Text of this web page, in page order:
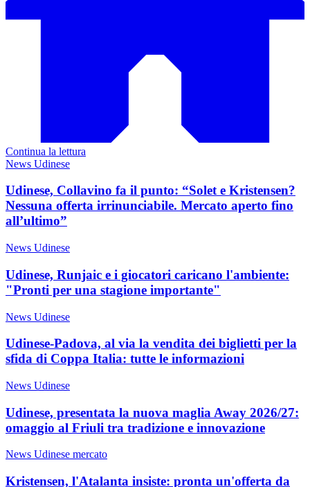
Continua la lettura
News Udinese
Udinese, Collavino fa il punto: “Solet e Kristensen?
Nessuna offerta irrinunciabile. Mercato aperto fino
all’ultimo”
News Udinese
Udinese, Runjaic e i giocatori caricano l'ambiente:
"Pronti per una stagione importante"
News Udinese
Udinese-Padova, al via la vendita dei biglietti per la
sfida di Coppa Italia: tutte le informazioni
News Udinese
Udinese, presentata la nuova maglia Away 2026/27:
omaggio al Friuli tra tradizione e innovazione
News Udinese mercato
Kristensen, l'Atalanta insiste: pronta un'offerta da